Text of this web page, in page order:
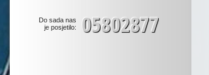
Do sada nas
je posjetilo:
05802877